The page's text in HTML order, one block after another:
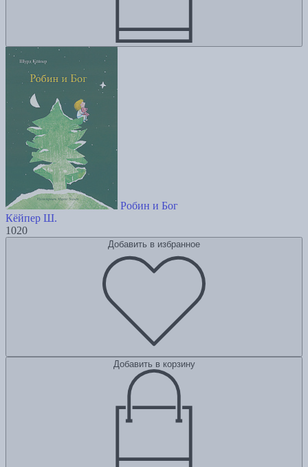
Робин и Бог
Кёйпер Ш.
1020
Добавить в избранное
Добавить в корзину